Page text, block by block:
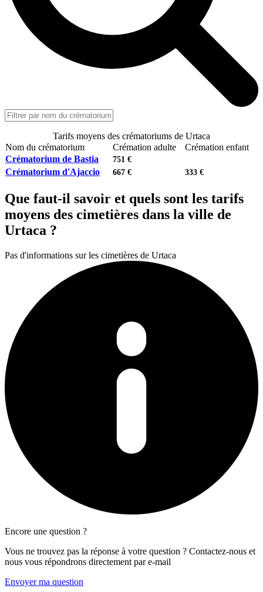
Tarifs moyens des crématoriums de Urtaca
Nom du crématorium
Crémation adulte
Crémation enfant
Crématorium de Bastia
751 €
Crématorium d'Ajaccio 667 € 333 €
Que faut-il savoir et quels sont les tarifs
moyens des cimetières dans la ville de
Urtaca ?
Pas d'informations sur les cimetières de Urtaca
Encore une question ?
Vous ne trouvez pas la réponse à votre question ? Contactez-nous et
nous vous répondrons directement par e-mail
Envoyer ma question